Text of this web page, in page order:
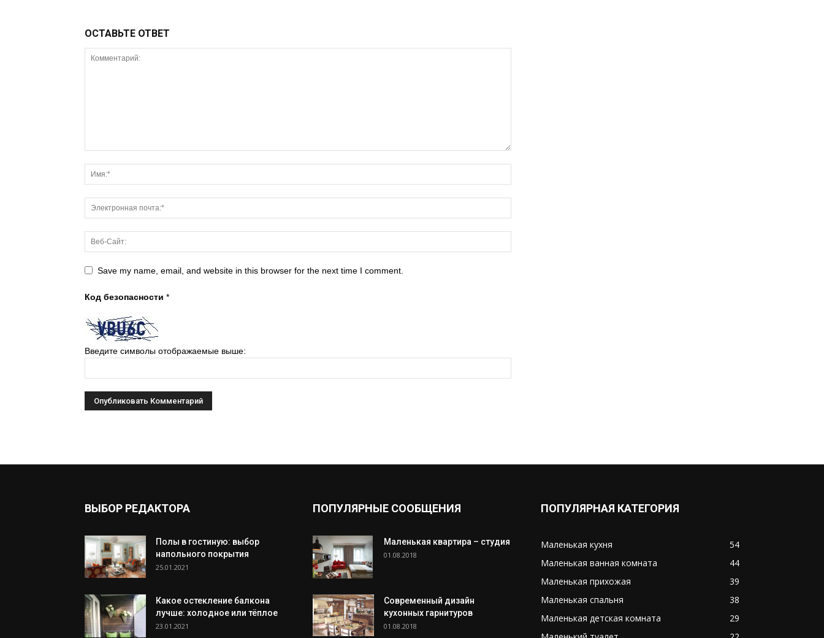
ОСТАВЬТЕ ОТВЕТ
Save my name, email, and website in this browser for the next time I comment.
Код безопасности *
Введите символы отображаемые выше:
ВЫБОР РЕДАКТОРА
Полы в гостиную: выбор
напольного покрытия
25.01.2021
Какое остекление балкона
лучше: холодное или тёплое
23.01.2021
ПОПУЛЯРНЫЕ СООБЩЕНИЯ
Маленькая квартира – студия
01.08.2018
Современный дизайн
кухонных гарнитуров
01.08.2018
ПОПУЛЯРНАЯ КАТЕГОРИЯ
Маленькая кухня
54
Маленькая ванная комната
44
Маленькая прихожая
39
Маленькая спальня
38
Маленькая детская комната
29